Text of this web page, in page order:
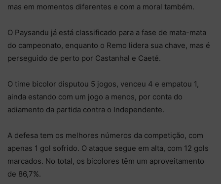
mas em momentos diferentes e com a moral também.
O Paysandu já está classificado para a fase de mata-mata
do campeonato, enquanto o Remo lidera sua chave, mas é
perseguido de perto por Castanhal e Caeté.
O time bicolor disputou 5 jogos, venceu 4 e empatou 1,
ainda estando com um jogo a menos, por conta do
adiamento da partida contra o Independente.
A defesa tem os melhores números da competição, com
apenas 1 gol sofrido. O ataque segue em alta, com 12 gols
marcados. No total, os bicolores têm um aproveitamento
de 86,7%.